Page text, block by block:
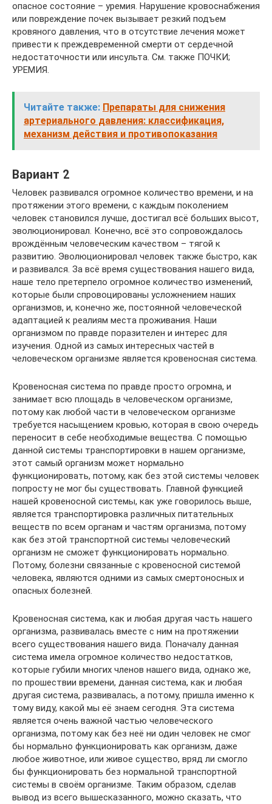
опасное состояние – уремия. Нарушение кровоснабжения
или повреждение почек вызывает резкий подъем
кровяного давления, что в отсутствие лечения может
привести к преждевременной смерти от сердечной
недостаточности или инсульта. См. также ПОЧКИ;
УРЕМИЯ.
Читайте также: Препараты для снижения
артериального давления: классификация,
механизм действия и противопоказания
Вариант 2
Человек развивался огромное количество времени, и на
протяжении этого времени, с каждым поколением
человек становился лучше, достигал всё больших высот,
эволюционировал. Конечно, всё это сопровождалось
врождённым человеческим качеством – тягой к
развитию. Эволюционировал человек также быстро, как
и развивался. За всё время существования нашего вида,
наше тело претерпело огромное количество изменений,
которые были спровоцированы усложнением наших
организмов, и, конечно же, постоянной человеческой
адаптацией к реалиям места проживания. Наши
организмом по правде поразителен и интерес для
изучения. Одной из самых интересных частей в
человеческом организме является кровеносная система.
Кровеносная система по правде просто огромна, и
занимает всю площадь в человеческом организме,
потому как любой части в человеческом организме
требуется насыщением кровью, которая в свою очередь
переносит в себе необходимые вещества. С помощью
данной системы транспортировки в нашем организме,
этот самый организм может нормально
функционировать, потому, как без этой системы человек
попросту не мог бы существовать. Главной функцией
нашей кровеносной системы, как уже говорилось выше,
является транспортировка различных питательных
веществ по всем органам и частям организма, потому
как без этой транспортной системы человеческий
организм не сможет функционировать нормально.
Потому, болезни связанные с кровеносной системой
человека, являются одними из самых смертоносных и
опасных болезней.
Кровеносная система, как и любая другая часть нашего
организма, развивалась вместе с ним на протяжении
всего существования нашего вида. Поначалу данная
система имела огромное количество недостатков,
которые губили многих членов нашего вида, однако же,
по прошествии времени, данная система, как и любая
другая система, развивалась, а потому, пришла именно к
тому виду, какой мы её знаем сегодня. Эта система
является очень важной частью человеческого
организма, потому как без неё ни один человек не смог
бы нормально функционировать как организм, даже
любое животное, или живое существо, вряд ли смогло
бы функционировать без нормальной транспортной
системы в своём организме. Таким образом, сделав
вывод из всего вышесказанного, можно сказать, что